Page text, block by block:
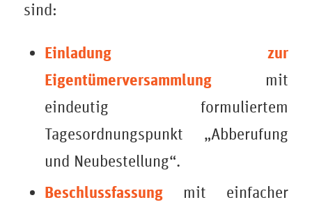
sind:
Einladung zur
Eigentümerversammlungmit
eindeutig formuliertem
Tagesordnungspunkt „Abberufung
und Neubestellung“.
Beschlussfassungmit einfacher